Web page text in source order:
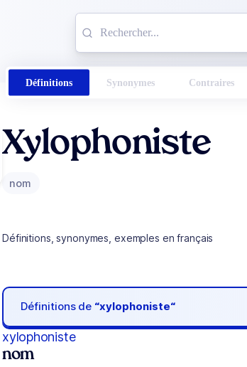
Définitions Synonymes Contraires
Xylophoniste
nom
Définitions, synonymes, exemples en français
Définitions de “xylophoniste“
xylophoniste
nom